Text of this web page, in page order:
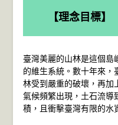
【理念目標】
臺灣美麗的山林是這個島
的維生系統。數十年來，
林受到嚴重的破壞，再加
氣候頻繁出現，土石流導
積，且衝擊臺灣有限的水